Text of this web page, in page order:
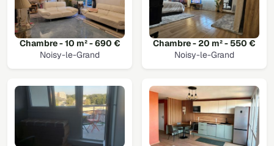
Chambre - 10 m² - 690 €
Noisy-le-Grand
Chambre - 20 m² - 550 €
Noisy-le-Grand